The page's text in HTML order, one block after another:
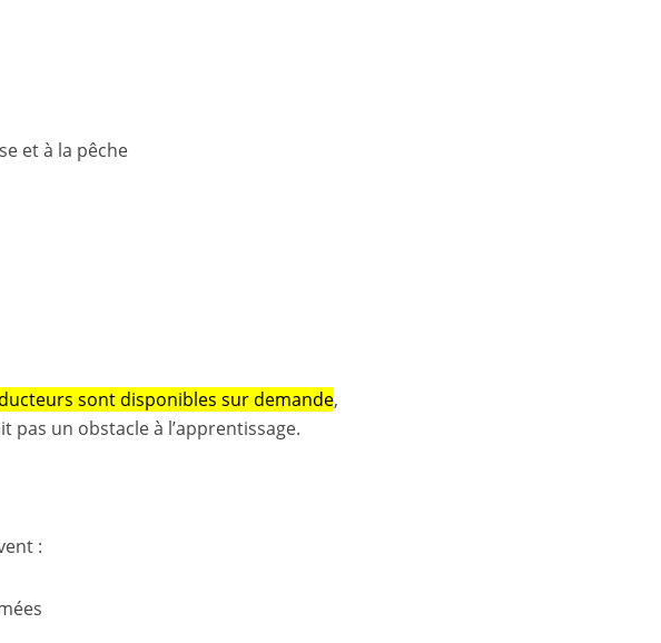
et à la pêche
sont disponibles sur demande,
pas un obstacle à l’apprentissage.
: